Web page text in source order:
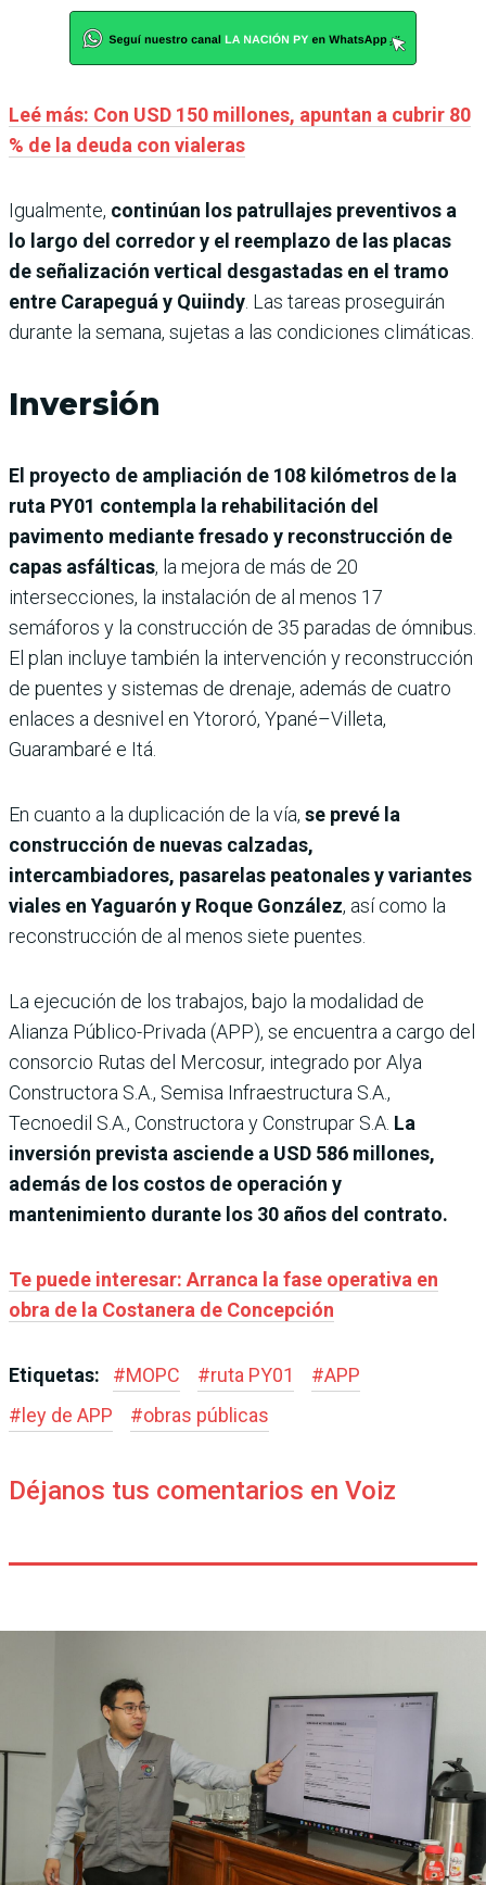
Leé más: Con USD 150 millones, apuntan a cubrir 80
% de la deuda con vialeras
Igualmente, continúan los patrullajes preventivos a
lo largo del corredor y el reemplazo de las placas
de señalización vertical desgastadas en el tramo
entre Carapeguá y Quiindy . Las tareas proseguirán
durante la semana, sujetas a las condiciones climáticas.
Inversión
El proyecto de ampliación de 108 kilómetros de la
ruta PY01 contempla la rehabilitación del
pavimento mediante fresado y reconstrucción de
capas asfálticas, la mejora de más de 20
intersecciones, la instalación de al menos 17
semáforos y la construcción de 35 paradas de ómnibus.
El plan incluye también la intervención y reconstrucción
de puentes y sistemas de drenaje, además de cuatro
enlaces a desnivel en Ytororó, Ypané–Villeta,
Guarambaré e Itá.
En cuanto a la duplicación de la vía, se prevé la
construcción de nuevas calzadas,
intercambiadores, pasarelas peatonales y variantes
viales en Yaguarón y Roque González, así como la
reconstrucción de al menos siete puentes.
La ejecución de los trabajos, bajo la modalidad de
Alianza Público-Privada (APP), se encuentra a cargo del
consorcio Rutas del Mercosur, integrado por Alya
Constructora S.A., Semisa Infraestructura S.A.,
Tecnoedil S.A., Constructora y Construpar S.A. La
inversión prevista asciende a USD 586 millones,
además de los costos de operación y
mantenimiento durante los 30 años del contrato.
Te puede interesar: Arranca la fase operativa en
obra de la Costanera de Concepción
Etiquetas: #MOPC #ruta PY01 #APP
#ley de APP #obras públicas
Déjanos tus comentarios en Voiz